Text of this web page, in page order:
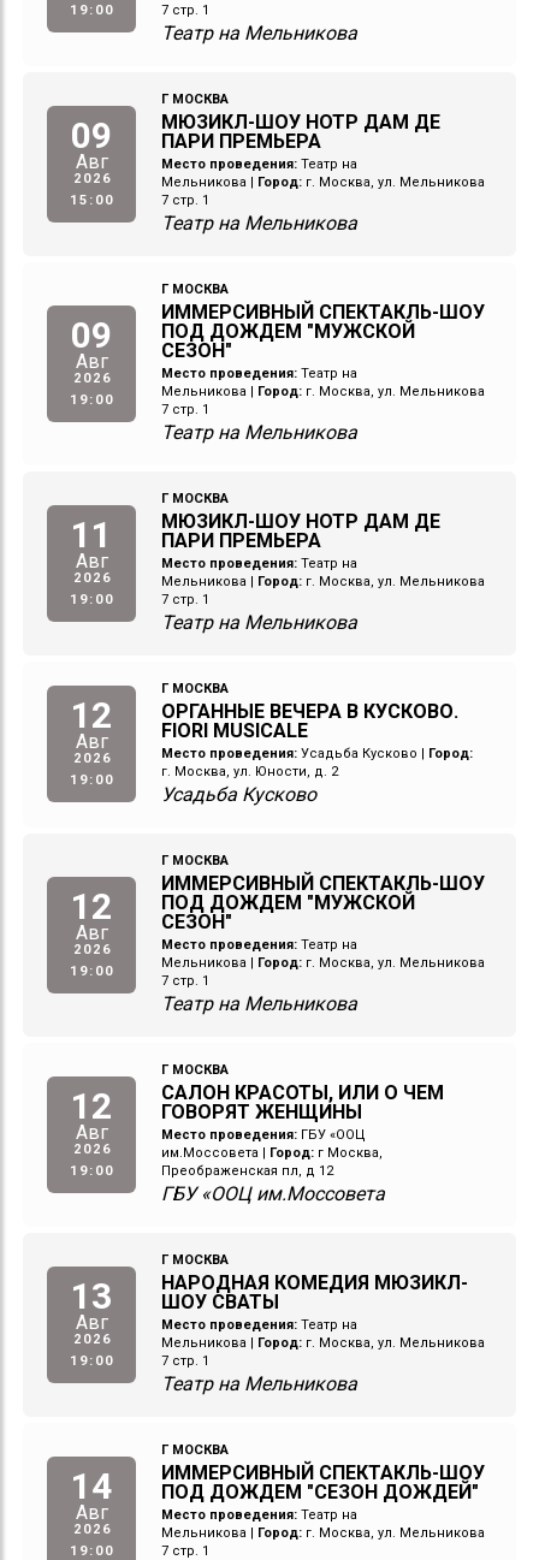
19:00 7 стр. 1
Театр на Мельникова
09
Авг
2026
15:00
Г МОСКВА
МЮЗИКЛ-ШОУ НОТР ДАМ ДЕ
ПАРИ ПРЕМЬЕРА
Место проведения: Театр на
Мельникова | Город: г. Москва, ул. Мельникова
7 стр. 1
Театр на Мельникова
09
Авг
2026
19:00
Г МОСКВА
ИММЕРСИВНЫЙ СПЕКТАКЛЬ-ШОУ
ПОД ДОЖДЕМ "МУЖСКОЙ
СЕЗОН"
Место проведения: Театр на
Мельникова | Город: г. Москва, ул. Мельникова
7 стр. 1
Театр на Мельникова
11
Авг
2026
19:00
Г МОСКВА
МЮЗИКЛ-ШОУ НОТР ДАМ ДЕ
ПАРИ ПРЕМЬЕРА
Место проведения: Театр на
Мельникова | Город: г. Москва, ул. Мельникова
7 стр. 1
Театр на Мельникова
12
Авг
2026
19:00
Г МОСКВА
ОРГАННЫЕ ВЕЧЕРА В КУСКОВО.
FIORI MUSICALE
Место проведения: Усадьба Кусково | Город:
г. Москва, ул. Юности, д. 2
Усадьба Кусково
12
Авг
2026
19:00
Г МОСКВА
ИММЕРСИВНЫЙ СПЕКТАКЛЬ-ШОУ
ПОД ДОЖДЕМ "МУЖСКОЙ
СЕЗОН"
Место проведения: Театр на
Мельникова | Город: г. Москва, ул. Мельникова
7 стр. 1
Театр на Мельникова
12
Авг
2026
19:00
Г МОСКВА
САЛОН КРАСОТЫ, ИЛИ О ЧЕМ
ГОВОРЯТ ЖЕНЩИНЫ
Место проведения: ГБУ «ООЦ
им.Моссовета | Город: г Москва,
Преображенская пл, д 12
ГБУ «ООЦ им.Моссовета
13
Авг
2026
19:00
Г МОСКВА
НАРОДНАЯ КОМЕДИЯ МЮЗИКЛ-
ШОУ СВАТЫ
Место проведения: Театр на
Мельникова | Город: г. Москва, ул. Мельникова
7 стр. 1
Театр на Мельникова
14
Авг
2026
19:00
Г МОСКВА
ИММЕРСИВНЫЙ СПЕКТАКЛЬ-ШОУ
ПОД ДОЖДЕМ "СЕЗОН ДОЖДЕЙ"
Место проведения: Театр на
Мельникова | Город: г. Москва, ул. Мельникова
7 стр. 1